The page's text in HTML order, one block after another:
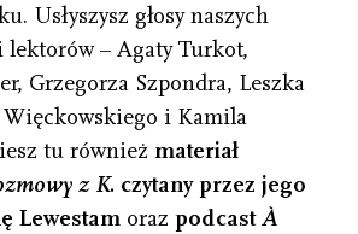
Usłyszysz głosy naszych
lektorów – Agaty Turkot,
Grzegorza Szpondra, Leszka
i Kamila
tu również materiał
z K. czytany przez jego
Lewestam oraz podcastÀ